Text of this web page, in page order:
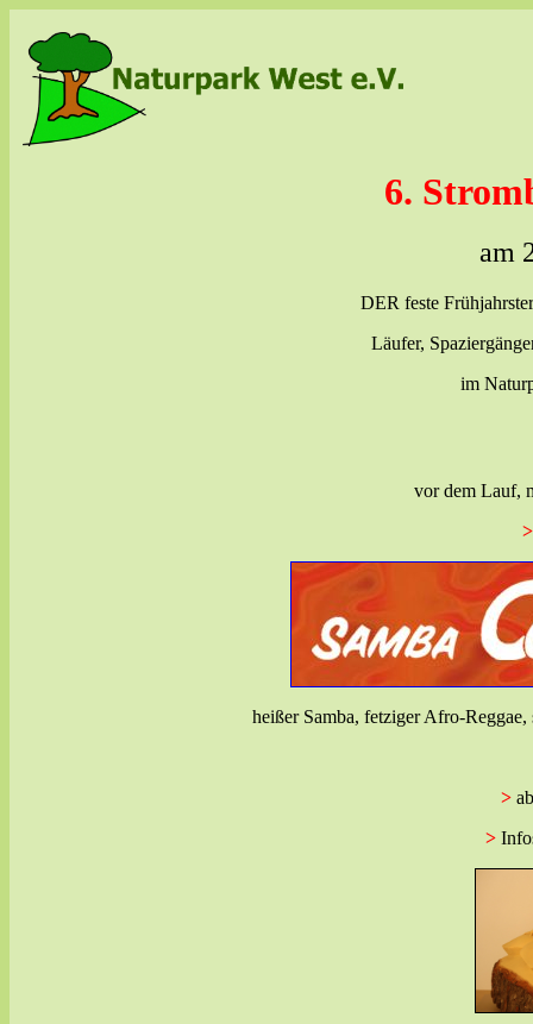
6.
am
DER feste
Läufer,
im
vor dem Lauf,
heißer Samba, fetzigerAfro-Reggae,
>
>